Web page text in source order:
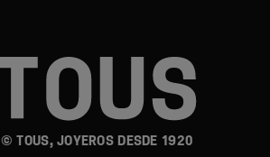
© TOUS, JOYEROS DESDE 1920